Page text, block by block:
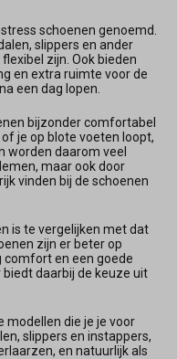
schoenen genoemd.
slippers en ander
zijn. Ook bieden
en extra ruimte voor de
een dag lopen.
bijzonder comfortabel
je op blote voeten loopt,
worden daarom veel
maar ook door
vinden bij de schoenen
is te vergelijken met dat
zijn er beter op
comfort en een goede
daarbij de keuze uit
modellen die je je voor
slippers en instappers,
en natuurlijk als